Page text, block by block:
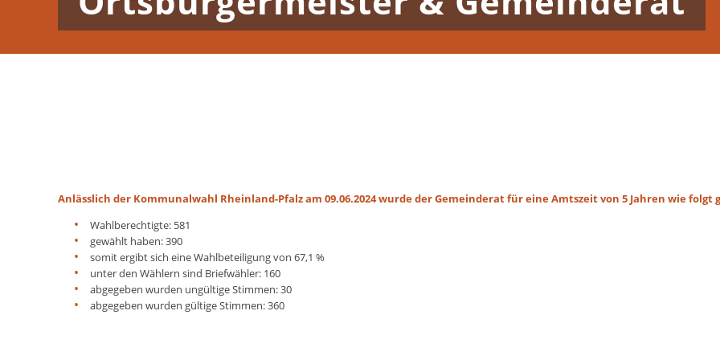
Anlässlich der Kommunalwahl Rheinland-Pfalz am 09.06.2024 wurde der Gemeinderat für eine Amtszeit von 5 Jahren wie folgt
Wahlberechtigte: 581
gewählt haben: 390
somit ergibt sich eine Wahlbeteiligung von 67,1 %
unter den Wählern sind Briefwähler: 160
abgegeben wurden ungültige Stimmen: 30
abgegeben wurden gültige Stimmen: 360